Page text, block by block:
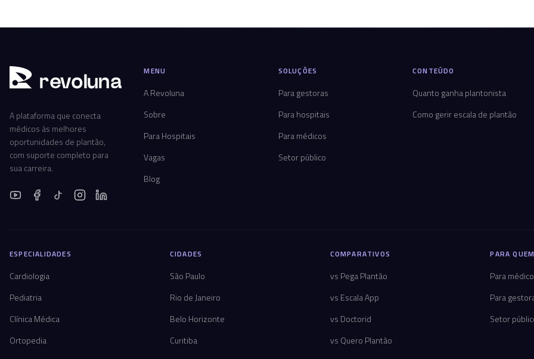
revoluna
A plataforma que conecta
médicos às melhores
oportunidades de plantão,
com suporte completo para
sua carreira.
MENU
A Revoluna
Sobre
Para Hospitais
Vagas
Blog
SOLUÇÕES
Para gestoras
Para hospitais
Para médicos
Setor público
CONTEÚDO
Quanto ganha plantonista
Como gerir escala de plantão
ESPECIALIDADES
Cardiologia
Pediatria
Clínica Médica
Ortopedia
CIDADES
São Paulo
Rio de Janeiro
Belo Horizonte
Curitiba
COMPARATIVOS
vs Pega Plantão
vs Escala App
vs Doctorid
vs Quero Plantão
PARA
Para
Para
Setor